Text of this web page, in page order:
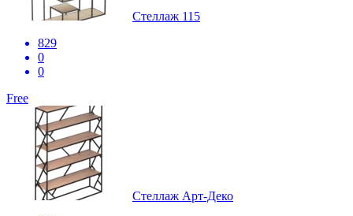
Стеллаж 115
829
0
0
Free
Стеллаж Арт-Деко